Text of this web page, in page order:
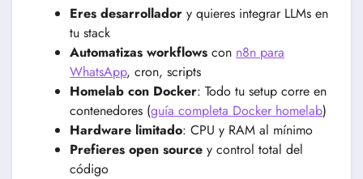
Eres desarrollador y quieres integrar LLMs en
tu stack
Automatizas workflows con n8n para
WhatsApp, cron, scripts
Homelab con Docker: Todo tu setup corre en
contenedores (guía completa Docker homelab)
Hardware limitado: CPU y RAM al mínimo
Prefieres open source y control total del
código